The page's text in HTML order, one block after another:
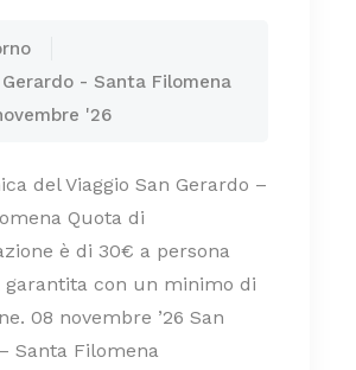
Gerardo - Santa Filomena
'26
del Viaggio San Gerardo –
Quota di
è di 30€ a persona
garantita con un minimo di
08 novembre ’26 San
Santa Filomena